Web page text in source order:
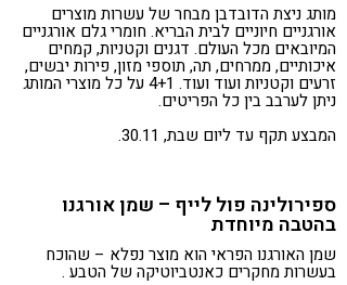
מותג ניצת הדובדבן מבחר של עשרות מוצרים
אורגניים חיוניים לבית הבריא. חומרי גלם אורגניים
המיובאים מכל העולם. דגנים וקטניות, קמחים
איכותיים, ממרחים, תה, תוספי מזון, פירות יבשים,
זרעים וקטניות ועוד ועוד. 4+1 על כל מוצרי המותג
ניתן לערבב בין כל הפריטים.
המבצע תקף עד ליום שבת, 30.11.
ספירולינה פול לייף – שמן אורגנו
בהטבה מיוחדת
שמן האורגנו הפראי הוא מוצר נפלא – שהוכח
בעשרות מחקרים כאנטביוטיקה של הטבע .